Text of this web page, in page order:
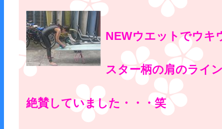
NEWウエットでウ
スター柄の肩のライ
絶賛していました・・・笑